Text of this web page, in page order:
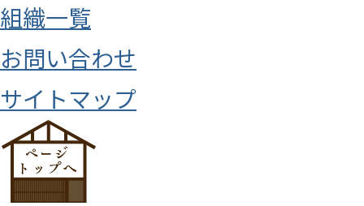
組織一覧
お問い合わせ
サイトマップ